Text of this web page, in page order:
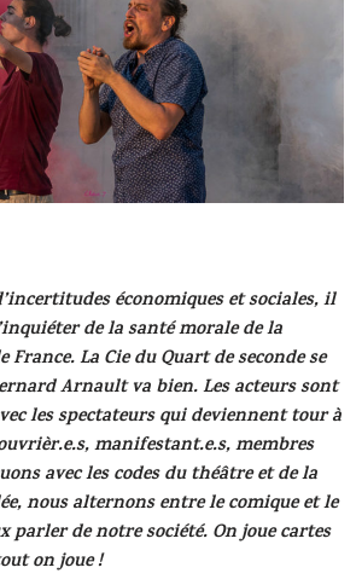
économiques et sociales, il
de la santé morale de la
La Cie du Quart de seconde se
Arnault va bien. Les acteurs sont
les spectateurs qui deviennent tour à
manifestant.e.s, membres
avec les codes du théâtre et de la
nous alternons entre le comique et le
parler de notre société. On joue cartes
on joue !